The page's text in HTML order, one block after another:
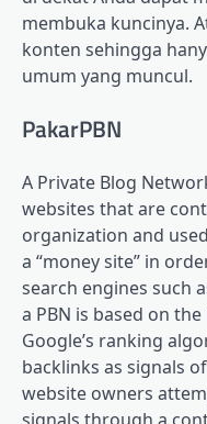
membuka kuncinya.
konten sehingga
umum yang muncul.
PakarPBN
A Private Blog
websites that are
organization and
a “money site” in
search engines such
a PBN is based on
Google’s ranking
backlinks as signals
website owners